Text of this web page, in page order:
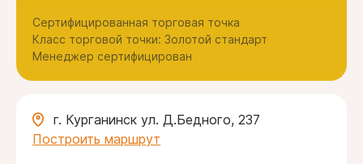
Сертифицированная торговая точка
Класс торговой точки: Золотой стандарт
Менеджер сертифицирован
г. Курганинск ул. Д.Бедного, 237
Построить маршрут